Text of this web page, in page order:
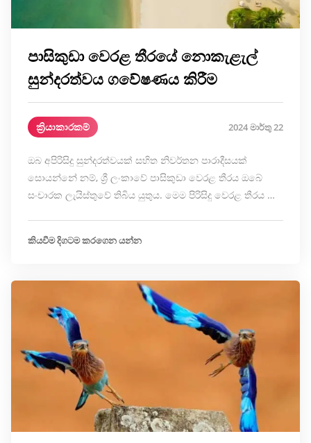
පාසිකුඩා වෙරළ තීරයේ නොකැළැල්
සුන්දරත්වය ගවේෂණය කිරීම
ක්‍රියාකාරකම් 2024 මාර්තු 22
ඔබ අපිරිසිදු සුන්දරත්වයක් සහිත නිවර්තන පාරාදීසයක්
සොයන්නේ නම්, ශ්‍රී ලංකාවේ පාසිකුඩා වෙරළ තීරය ඔබේ
සංචාරක ලැයිස්තුවේ තිබිය යුතුය. මෙම පිරිසිදු වෙරළ තීරය …
කියවීම දිගටම කරගෙන යන්න